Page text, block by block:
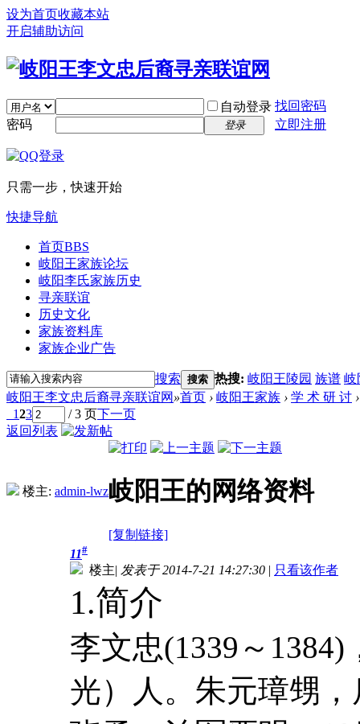
设为首页收藏本站
开启辅助访问
自动登录 找回密码
密码
登录 立即注册
只需一步，快速开始
快捷导航
首页BBS
岐阳王家族论坛
岐阳李氏家族历史
寻亲联谊
历史文化
家族资料库
家族企业广告
搜索 搜索 热搜: 岐阳王陵园 族谱 岐
岐阳王李文忠后裔寻亲联谊网 »首页 › 岐阳王家族 › 学 术 研 讨 ›
123 / 3 页下一页
返回列表
楼主: admin-lwz岐阳王的网络资料
[复制链接]
11#
楼主| 发表于 2014-7-21 14:27:30 | 只看该作者
1.简介
李文忠(1339～
光）人。朱元璋甥